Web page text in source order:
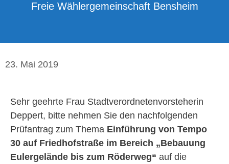
Freie Wählergemeinschaft Bensheim
23. Mai 2019
Sehr geehrte Frau Stadtverordnetenvorsteherin
Deppert, bitte nehmen Sie den nachfolgenden
Prüfantrag zum Thema Einführung von Tempo
30 auf Friedhofstraße im Bereich „Bebauung
Eulergelände bis zum Röderweg“ auf die